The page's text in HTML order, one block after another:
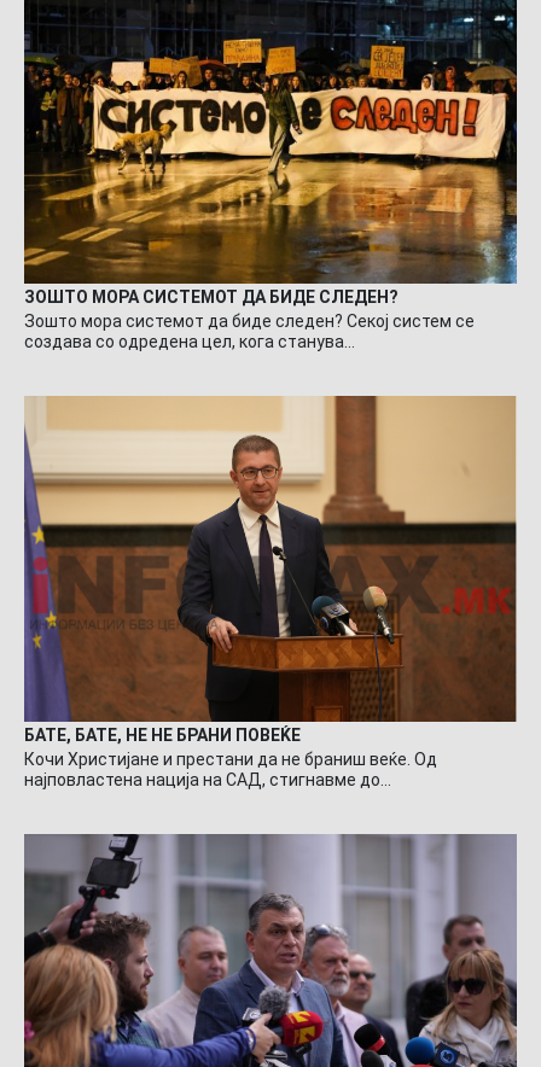
ЗОШТО МОРА СИСТЕМОТ ДА БИДЕ СЛЕДЕН?
Зошто мора системот да биде следен? Секој систем се
создава со одредена цел, кога станува…
БАТЕ, БАТЕ, НЕ НЕ БРАНИ ПОВЕЌЕ
Кочи Христијане и престани да не браниш веќе. Од
најповластена нација на САД, стигнавме до…